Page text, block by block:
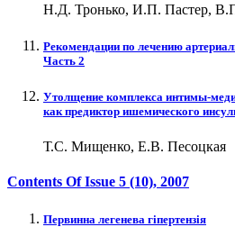
Н.Д. Тронько, И.П. Пастер,
Рекомендации по лечению
Часть 2
Утолщение комплекса интимы-
как предиктор ишемического
Т.С. Мищенко, Е.В. Песоцкая
Contents Of Issue 5 (10), 2007
Первинна легенева гіпертензія